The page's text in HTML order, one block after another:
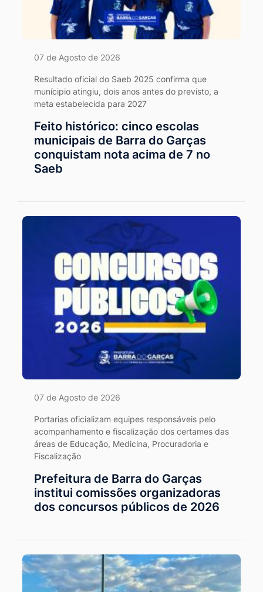
07 de Agosto de 2026
Resultado oficial do Saeb 2025 confirma que
munícipio atingiu, dois anos antes do previsto, a
meta estabelecida para 2027
Feito histórico: cinco escolas
municipais de Barra do Garças
conquistam nota acima de 7 no
Saeb
07 de Agosto de 2026
Portarias oficializam equipes responsáveis pelo
acompanhamento e fiscalização dos certames das
áreas de Educação, Medicina, Procuradoria e
Fiscalização
Prefeitura de Barra do Garças
institui comissões organizadoras
dos concursos públicos de 2026